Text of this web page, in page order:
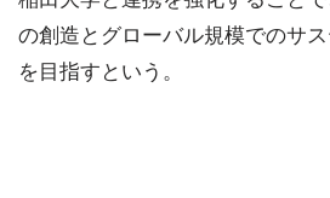
の創造とグローバル規模でのサ
を目指すという。